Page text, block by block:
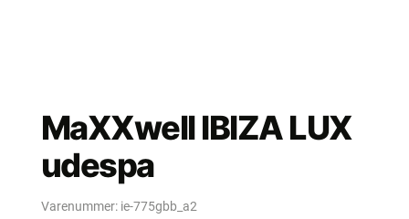
MaXXwell IBIZA LUX
udespa
Varenummer: ie-775gbb_a2